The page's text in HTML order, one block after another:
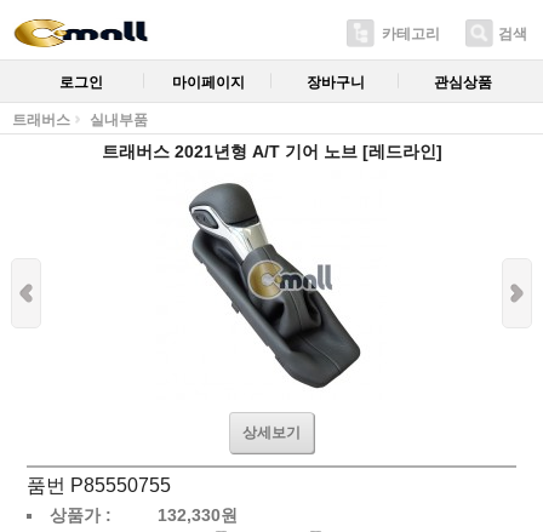
카테고리 검색
로그인 마이페이지 장바구니 관심상품
트래버스 실내부품
트래버스 2021년형 A/T 기어 노브 [레드라인]
상세보기
품번 P85550755
상품가 : 132,330원